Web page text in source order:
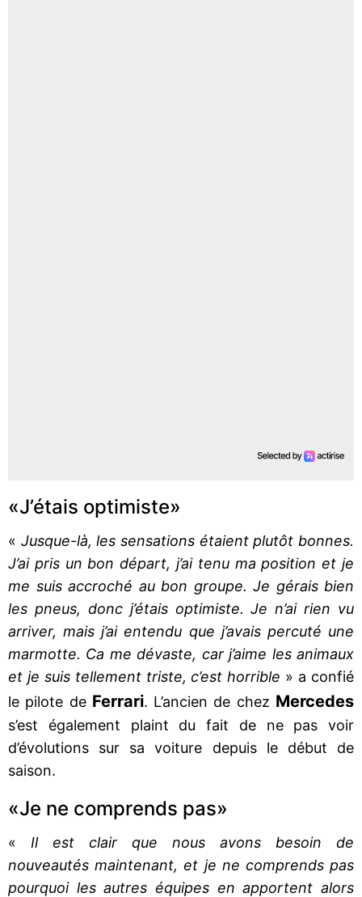
«J’étais optimiste»
« Jusque-là, les sensations étaient plutôt bonnes.
J’ai pris un bon départ, j’ai tenu ma position et je
me suis accroché au bon groupe. Je gérais bien
les pneus, donc j’étais optimiste. Je n’ai rien vu
arriver, mais j’ai entendu que j’avais percuté une
marmotte. Ca me dévaste, car j’aime les animaux
et je suis tellement triste, c’est horrible » a confié
le pilote de Ferrari. L’ancien de chez Mercedes
s’est également plaint du fait de ne pas voir
d’évolutions sur sa voiture depuis le début de
saison.
«Je ne comprends pas»
« Il est clair que nous avons besoin de
nouveautés maintenant, et je ne comprends pas
pourquoi les autres équipes en apportent alors